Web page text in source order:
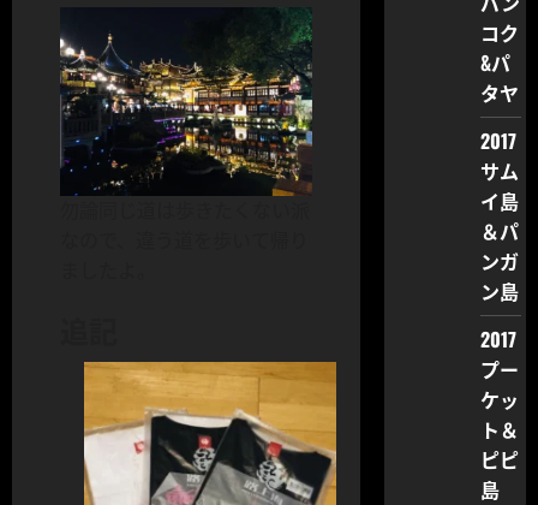
コク
&パ
タヤ
2017
サム
イ島
＆パ
ンガ
ン島
2017
プー
ケッ
ト＆
ピピ
島